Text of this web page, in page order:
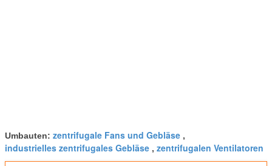
Umbauten: zentrifugale Fans und Gebläse ,
industrielles zentrifugales Gebläse , zentrifugalen Ventilatoren